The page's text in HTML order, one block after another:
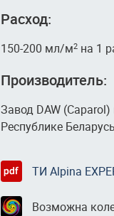
Расход:
150-200 мл/м2на 1
Производитель:
Завод DAW (Caparol)
Республике
ТИ Аlpina
Возможна